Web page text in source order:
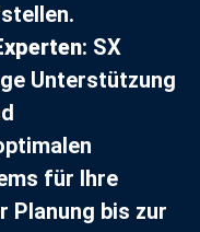
: SX
Unterstützung
für Ihre
Planung bis zur